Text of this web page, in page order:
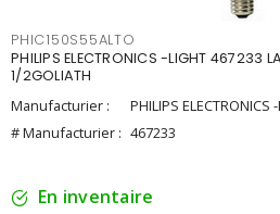
PHIC150S55ALTO
PHILIPS ELECTRONICS -LIGHT 467233
1/2GOLIATH
Manufacturier :
PHILIPS ELECTRONICS
# Manufacturier : 467233
En inventaire